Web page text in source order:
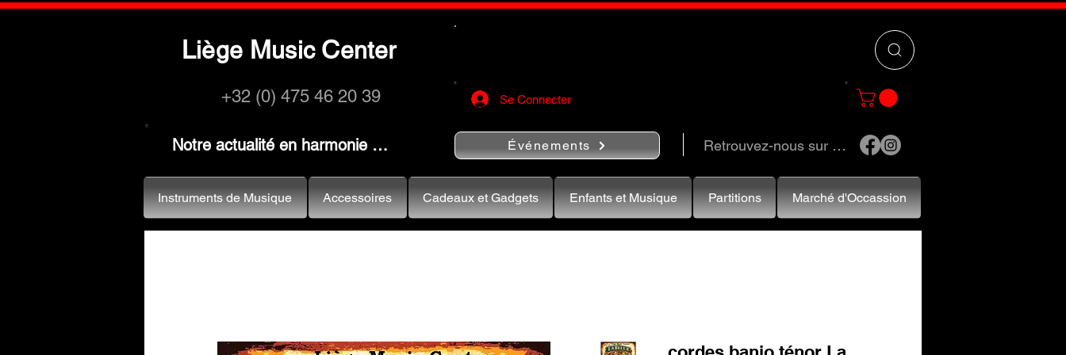
Liège Music Center
+32 (0) 475 46 20 39 Se Connecter
Notre actualité en harmonie … Événements Retrouvez-nous sur …
Instruments de Musique Accessoires Cadeaux et Gadgets Enfants et Musique Partitions Marché d'Occassion